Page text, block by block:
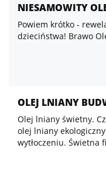
NIESAMOWITY
Powiem krótko -
dzieciństwa! Brawo
OLEJ LNIANY
Olej lniany świetny.
olej lniany
wytłoczeniu. Świetna